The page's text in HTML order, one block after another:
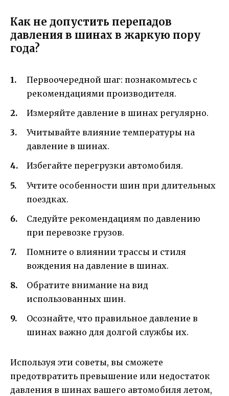
Как не допустить перепадов
давления в шинах в жаркую пору
года?
Первоочередной шаг: познакомьтесь с
рекомендациями производителя.
Измеряйте давление в шинах регулярно.
Учитывайте влияние температуры на
давление в шинах.
Избегайте перегрузки автомобиля.
Учтите особенности шин при длительных
поездках.
Следуйте рекомендациям по давлению
при перевозке грузов.
Помните о влиянии трассы и стиля
вождения на давление в шинах.
Обратите внимание на вид
использованных шин.
Осознайте, что правильное давление в
шинах важно для долгой службы их.
Используя эти советы, вы сможете
предотвратить превышение или недостаток
давления в шинах вашего автомобиля летом,